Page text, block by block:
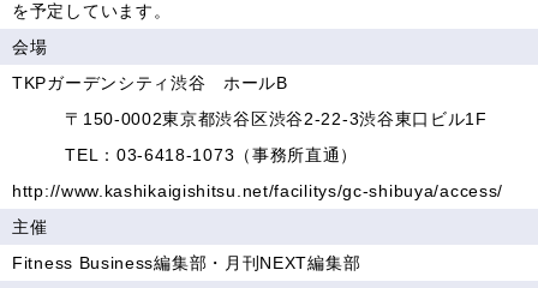
を予定しています。
会場
TKPガーデンシティ渋谷 ホールB
〒150-0002東京都渋谷区渋谷2-22-3渋谷東口ビル1F
TEL：03-6418-1073（事務所直通）
http://www.kashikaigishitsu.net/facilitys/gc-shibuya/access/
主催
Fitness Business編集部・月刊NEXT編集部